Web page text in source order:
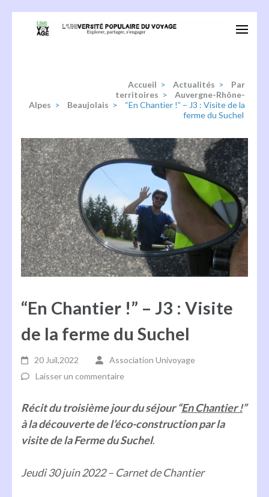
Accueil > Actualités >
Par
territoires >
Auvergne-Rhône-
Alpes > Beaujolais >
“En Chantier !” – J3 : Visite de la
ferme du Suchel
“En Chantier !” – J3 : Visite
de la ferme du Suchel
20 Juil,2022
Association Univoyage
Laisser un commentaire
Récit du troisième jour du séjour “En Chantier !”
à la découverte de l’éco-construction par la
visite de la Ferme du Suchel.
Jeudi 30 juin 2022 – Carnet de Chantier